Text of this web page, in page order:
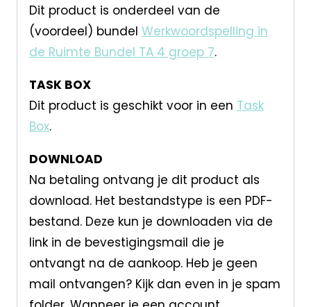
Dit product is onderdeel van de
(voordeel) bundel Werkwoordspelling in
de Ruimte Bundel TA 4 groep 7.
TASK BOX
Dit product is geschikt voor in een Task
Box.
DOWNLOAD
Na betaling ontvang je dit product als
download. Het bestandstype is een PDF-
bestand. Deze kun je downloaden via de
link in de bevestigingsmail die je
ontvangt na de aankoop. Heb je geen
mail ontvangen? Kijk dan even in je spam